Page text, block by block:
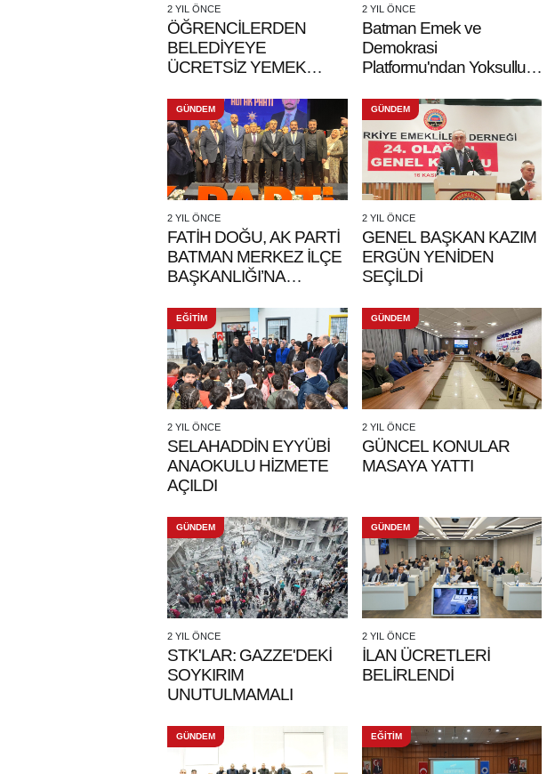
2 YIL ÖNCE
ÖĞRENCİLERDEN
BELEDİYEYE
ÜCRETSİZ YEMEK
2 YIL ÖNCE
Batman Emek ve
Demokrasi
Platformu'ndan Yoksulluk
Tepki
GÜNDEM
2 YIL ÖNCE
FATİH DOĞU, AK PARTİ
BATMAN MERKEZ İLÇE
BAŞKANLIĞI’NA
GÜNDEM
2 YIL ÖNCE
GENEL BAŞKAN KAZIM
ERGÜN YENİDEN
SEÇİLDİ
EĞİTİM
2 YIL ÖNCE
SELAHADDİN EYYÜBİ
ANAOKULU HİZMETE
AÇILDI
GÜNDEM
2 YIL ÖNCE
GÜNCEL KONULAR
MASAYA YATTI
GÜNDEM
2 YIL ÖNCE
STK'LAR: GAZZE'DEKİ
SOYKIRIM
UNUTULMAMALI
GÜNDEM
2 YIL ÖNCE
İLAN ÜCRETLERİ
BELİRLENDİ
GÜNDEM EĞİTİM